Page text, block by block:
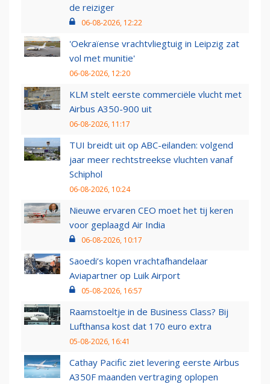
de reiziger
06-08-2026, 12:22
'Oekraïense vrachtvliegtuig in Leipzig zat
vol met munitie'
06-08-2026, 12:20
KLM stelt eerste commerciële vlucht met
Airbus A350-900 uit
06-08-2026, 11:17
TUI breidt uit op ABC-eilanden: volgend
jaar meer rechtstreekse vluchten vanaf
Schiphol
06-08-2026, 10:24
Nieuwe ervaren CEO moet het tij keren
voor geplaagd Air India
06-08-2026, 10:17
Saoedi’s kopen vrachtafhandelaar
Aviapartner op Luik Airport
05-08-2026, 16:57
Raamstoeltje in de Business Class? Bij
Lufthansa kost dat 170 euro extra
05-08-2026, 16:41
Cathay Pacific ziet levering eerste Airbus
A350F maanden vertraging oplopen